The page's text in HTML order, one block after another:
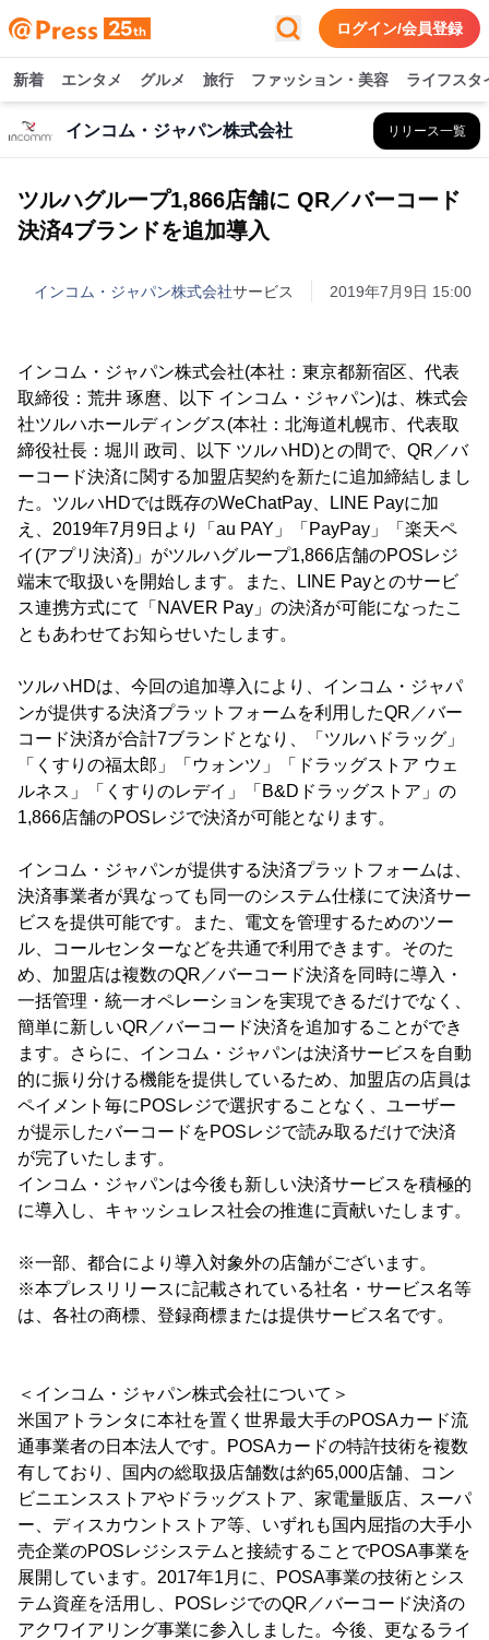
ログイン/会員登録
新着 エンタメ グルメ 旅行 ファッション・美容 ライフスタ
インコム・ジャパン株式会社 リリース一覧
ツルハグループ1,866店舗に QR／バーコード
決済4ブランドを追加導入
インコム・ジャパン株式会社サービス 2019年7月9日 15:00
インコム・ジャパン株式会社(本社：東京都新宿区、代表
取締役：荒井 琢麿、以下 インコム・ジャパン)は、株式会
社ツルハホールディングス(本社：北海道札幌市、代表取
締役社長：堀川 政司、以下 ツルハHD)との間で、QR／バ
ーコード決済に関する加盟店契約を新たに追加締結しまし
た。ツルハHDでは既存のWeChatPay、LINE Payに加
え、2019年7月9日より「au PAY」「PayPay」「楽天ペ
イ(アプリ決済)」がツルハグループ1,866店舗のPOSレジ
端末で取扱いを開始します。また、LINE Payとのサービ
ス連携方式にて「NAVER Pay」の決済が可能になったこ
ともあわせてお知らせいたします。
ツルハHDは、今回の追加導入により、インコム・ジャパ
ンが提供する決済プラットフォームを利用したQR／バー
コード決済が合計7ブランドとなり、「ツルハドラッグ」
「くすりの福太郎」「ウォンツ」「ドラッグストア ウェ
ルネス」「くすりのレデイ」「B&Dドラッグストア」の
1,866店舗のPOSレジで決済が可能となります。
インコム・ジャパンが提供する決済プラットフォームは、
決済事業者が異なっても同一のシステム仕様にて決済サー
ビスを提供可能です。また、電文を管理するためのツー
ル、コールセンターなどを共通で利用できます。そのた
め、加盟店は複数のQR／バーコード決済を同時に導入・
一括管理・統一オペレーションを実現できるだけでなく、
簡単に新しいQR／バーコード決済を追加することができ
ます。さらに、インコム・ジャパンは決済サービスを自動
的に振り分ける機能を提供しているため、加盟店の店員は
ペイメント毎にPOSレジで選択することなく、ユーザー
が提示したバーコードをPOSレジで読み取るだけで決済
が完了いたします。
インコム・ジャパンは今後も新しい決済サービスを積極的
に導入し、キャッシュレス社会の推進に貢献いたします。
※一部、都合により導入対象外の店舗がございます。
※本プレスリリースに記載されている社名・サービス名等
は、各社の商標、登録商標または提供サービス名です。
＜インコム・ジャパン株式会社について＞
米国アトランタに本社を置く世界最大手のPOSAカード流
通事業者の日本法人です。POSAカードの特許技術を複数
有しており、国内の総取扱店舗数は約65,000店舗、コン
ビニエンスストアやドラッグストア、家電量販店、スーパ
ー、ディスカウントストア等、いずれも国内屈指の大手小
売企業のPOSレジシステムと接続することでPOSA事業を
展開しています。2017年1月に、POSA事業の技術とシス
テム資産を活用し、POSレジでのQR／バーコード決済の
アクワイアリング事業に参入しました。今後、更なるライ